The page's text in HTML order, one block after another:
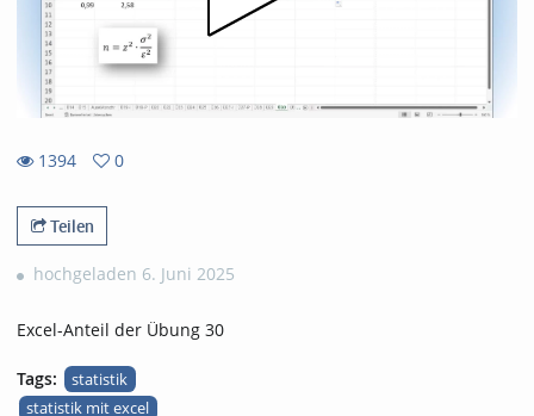
1394
views
0
favorites
Teilen
hochgeladen 6. Juni 2025
Excel-Anteil der Übung 30
Tags:
statistik
statistik mit excel